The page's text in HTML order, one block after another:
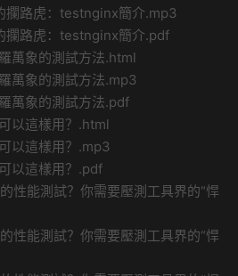
攔路虎：testnginx簡介.mp3
攔路虎：testnginx簡介.pdf
萬象的測試方法.html
萬象的測試方法.mp3
萬象的測試方法.pdf
以這樣用？.html
以這樣用？.mp3
以這樣用？.pdf
性能測試？你需要壓測工具界的“悍
性能測試？你需要壓測工具界的“悍